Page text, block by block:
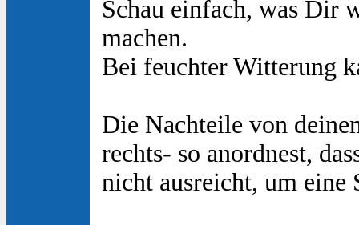
Schau einfach, was Dir
machen.
Bei feuchter Witterung
Die Nachteile von
rechts- so anordnest,
nicht ausreicht, um eine